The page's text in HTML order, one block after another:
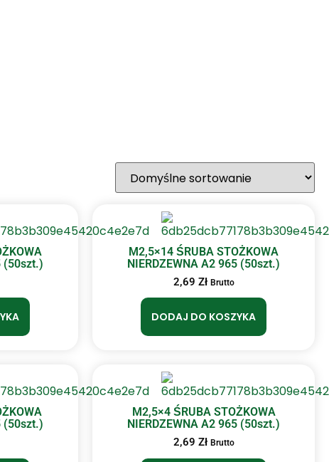
(50szt.)
M2,5×14 ŚRUBA STOŻKOWA
NIERDZEWNA A2 965 (50szt.)
2,69 Zł Brutto
DODAJ DO KOSZYKA
(50szt.)
M2,5×4 ŚRUBA STOŻKOWA
NIERDZEWNA A2 965 (50szt.)
2,69 Zł Brutto